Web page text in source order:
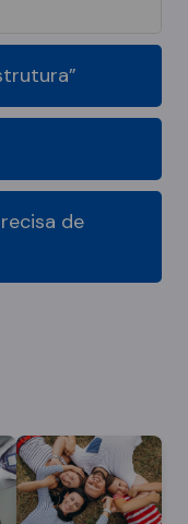
de